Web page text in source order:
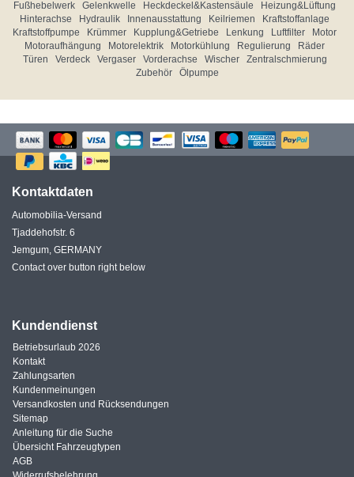
Fußhebelwerk
Gelenkwelle Heckdeckel&Kastensäule
Heizung&Lüftung
Hinterachse
Hydraulik Innenausstattung Keilriemen
Kraftstoffanlage
Kraftstoffpumpe
Krümmer Kupplung&Getriebe Lenkung Luftfilter
Motor
Motoraufhängung
Motorelektrik Motorkühlung Regulierung
Räder
Türen
Verdeck Vergaser Vorderachse Wischer
Zentralschmierung
Zubehör
Ölpumpe
Kontaktdaten
Automobilia-Versand
Tjaddehofstr. 6
Jemgum, GERMANY
Contact over button right below
Kundendienst
Betriebsurlaub 2026
Kontakt
Zahlungsarten
Kundenmeinungen
Versandkosten und Rücksendungen
Sitemap
Anleitung für die Suche
Übersicht Fahrzeugtypen
AGB